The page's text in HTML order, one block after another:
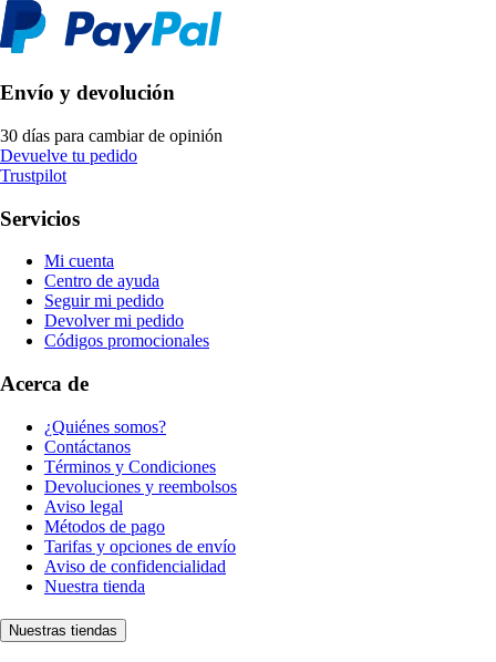
Envío y devolución
30 días para cambiar de opinión
Devuelve tu pedido
Trustpilot
Servicios
Mi cuenta
Centro de ayuda
Seguir mi pedido
Devolver mi pedido
Códigos promocionales
Acerca de
¿Quiénes somos?
Contáctanos
Términos y Condiciones
Devoluciones y reembolsos
Aviso legal
Métodos de pago
Tarifas y opciones de envío
Aviso de confidencialidad
Nuestra tienda
Nuestras tiendas